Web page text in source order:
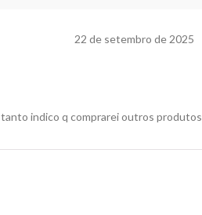
22 de setembro de 2025
indico q comprarei outros produtos